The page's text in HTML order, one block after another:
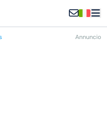
Annuncio